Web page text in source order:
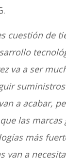
cuestión de
va a ser
a acabar,
las marcas
más
van a